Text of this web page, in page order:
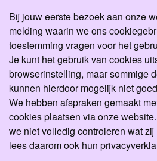
Bij jouw eerste bezoek aan onze
melding waarin we ons
toestemming vragen voor het
Je kunt het gebruik van cookies
browserinstelling, maar sommige
kunnen hierdoor mogelijk niet
We hebben afspraken gemaakt
cookies plaatsen via onze
we niet volledig controleren wat
lees daarom ook hun